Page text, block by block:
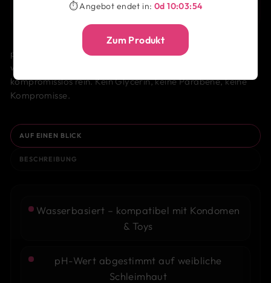
⏱ Angebot endet in: 0d 10:03:53
Zum Produkt
pjur WOMAN Vegan ist das Gleitgel für Frauen, die wissen,
was sie wollen – und was nicht. Wasserbasis, pH-optimiert,
kompromisslos rein. Kein Glycerin, keine Parabene, keine
Kompromisse.
AUF EINEN BLICK
BESCHREIBUNG
Wasserbasiert – kompatibel mit Kondomen
& Toys
pH-Wert abgestimmt auf weibliche
Schleimhaut